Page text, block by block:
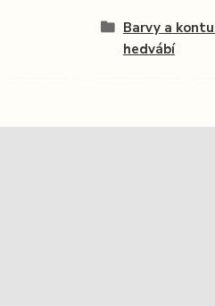
Barvy a
hedvábí